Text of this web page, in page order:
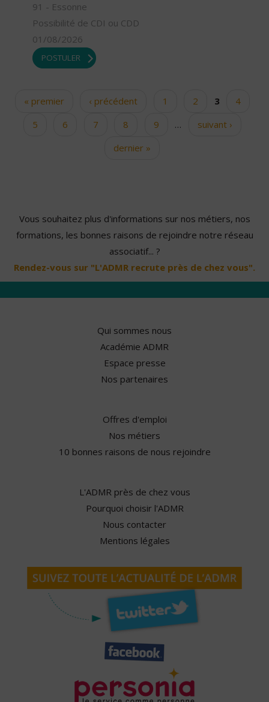
91 - Essonne
Possibilité de CDI ou CDD
01/08/2026
POSTULER
Pages« premier ‹ précédent 1 2 3
4
5
6 7 8 9 …
suivant ›
dernier »
Vous souhaitez plus d'informations sur nos métiers, nos
formations, les bonnes raisons de rejoindre notre réseau
associatif... ?
Rendez-vous sur "L'ADMR recrute près de chez vous".
Qui sommes nous
Académie ADMR
Espace presse
Nos partenaires
Offres d'emploi
Nos métiers
10 bonnes raisons de nous rejoindre
L'ADMR près de chez vous
Pourquoi choisir l'ADMR
Nous contacter
Mentions légales